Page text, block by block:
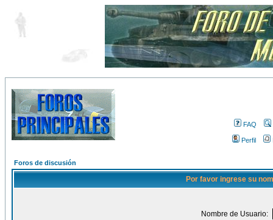
FAQ
Perfil
Foros de discusión
Por favor ingrese su
Nombre de Usuario: